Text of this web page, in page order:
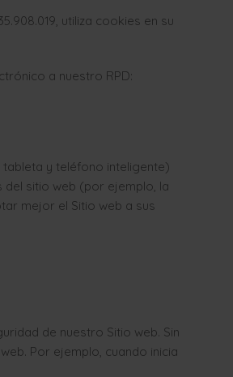
utiliza cookies en su
a nuestro RPD:
y teléfono inteligente)
sitio web (por ejemplo, la
mejor el Sitio web a sus
de nuestro Sitio web. Sin
Por ejemplo, cuando inicia